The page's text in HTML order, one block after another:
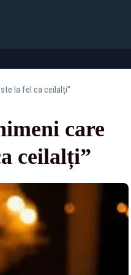
la fel ca ceilalți”
care
ceilalți”